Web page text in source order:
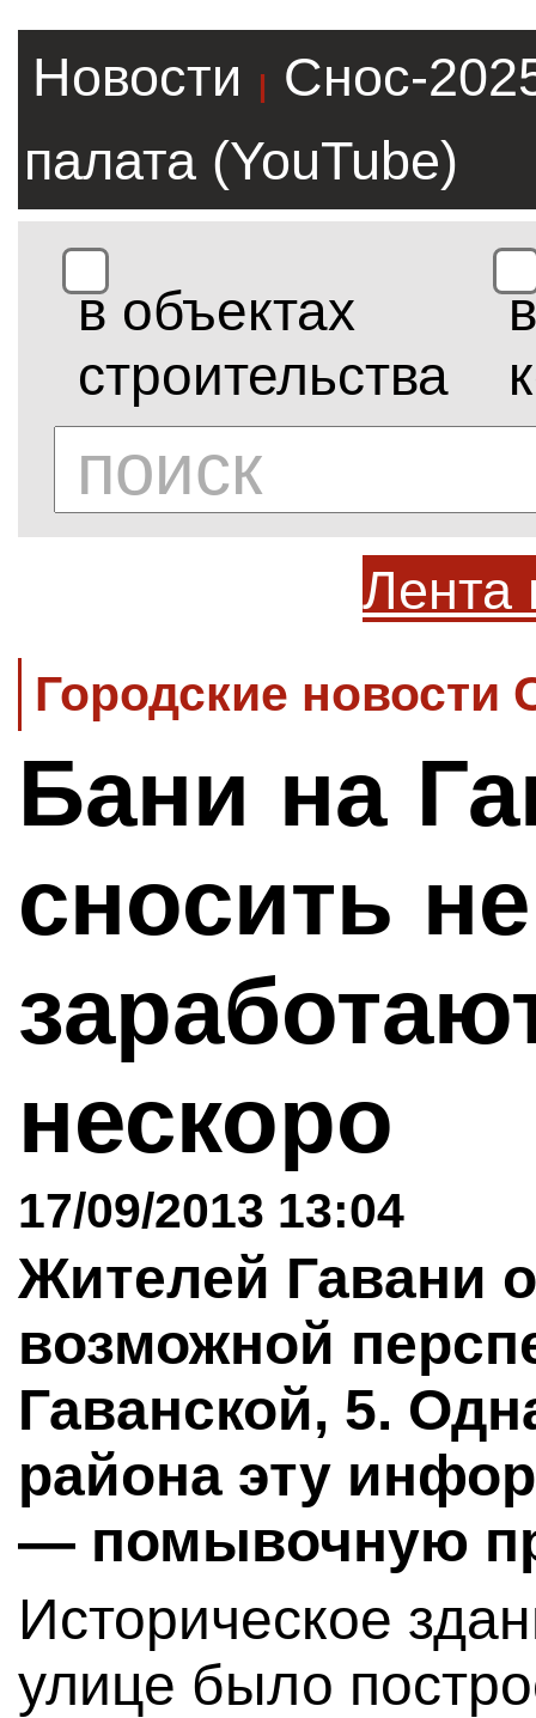
Новости |
Снос-
палата (YouTube)
в объектах
строительства
в
Лента
Городские новости
Бани на
сносить
нескоро
17/09/2013 13:04
Жителей Гавани
возможной
Гаванской, 5.
района эту
— помывочную
Историческое
улице было